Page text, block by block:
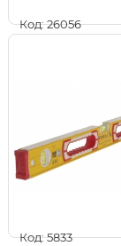
Код: 26056
Код: 5833